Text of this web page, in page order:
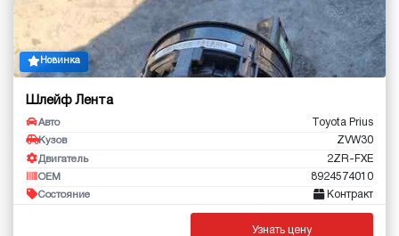
Новинка
Шлейф Лента
Авто Toyota Prius
Кузов ZVW30
Двигатель 2ZR-FXE
OEM 8924574010
Состояние Контракт
Узнать цену